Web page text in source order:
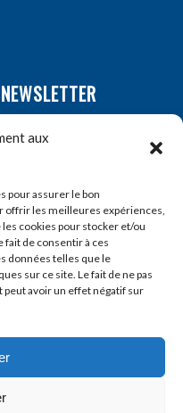
aux
pour assurer le bon
offrir les meilleures expériences,
cookies pour stocker et/ou
fait de consentir à ces
données telles que le
sur ce site. Le fait de ne pas
avoir un effet négatif sur